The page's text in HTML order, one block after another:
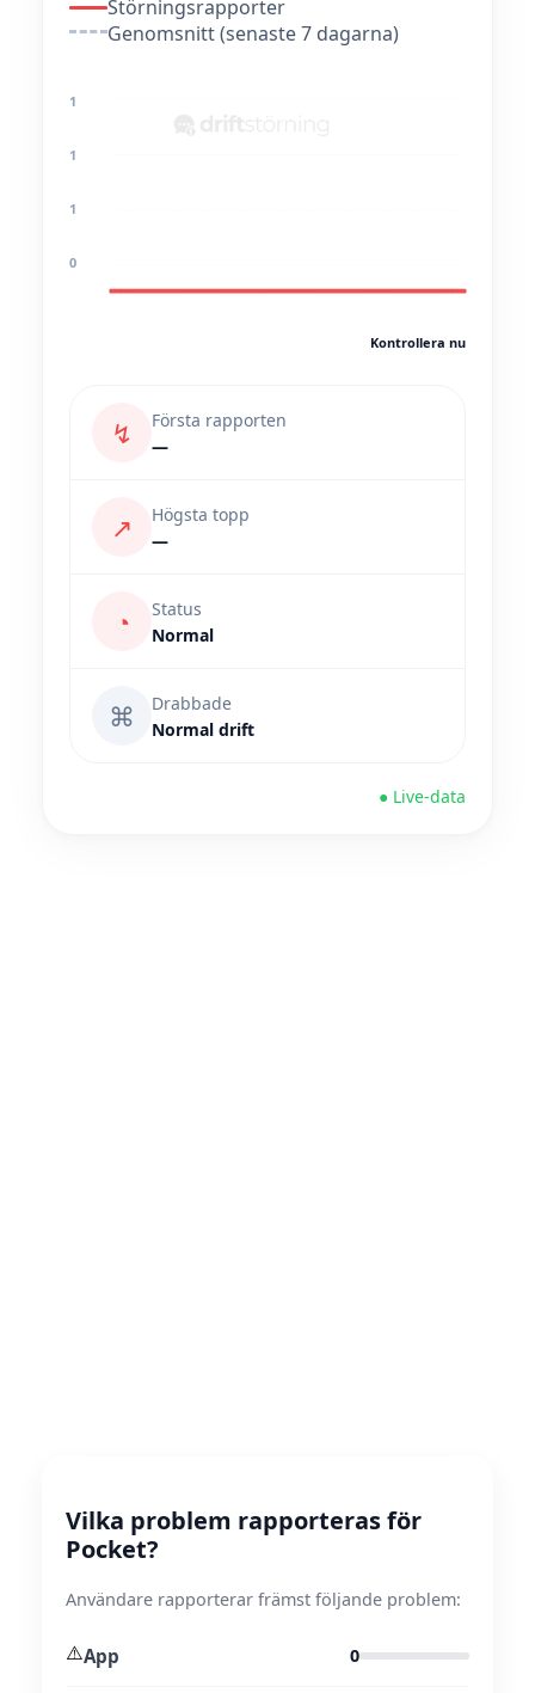
Störningsrapporter
Genomsnitt (senaste 7 dagarna)
1
1
1
0
Kontrollera nu
↯
Första rapporten
—
↗
Högsta topp
—
◔
Status
Normal
⌘
Drabbade
Normal drift
● Live-data
Vilka problem rapporteras för
Pocket?
Användare rapporterar främst följande problem:
⚠️App 0